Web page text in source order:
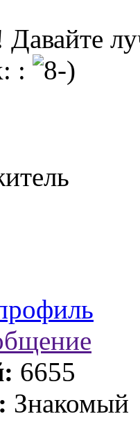
:
6655
Знакомый